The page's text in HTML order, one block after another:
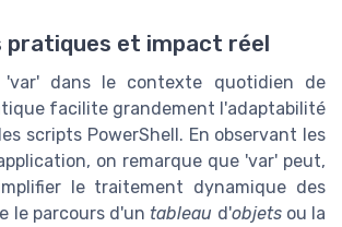
pratiques et impact réel
'var' dans le contexte quotidien de
facilite grandement l'adaptabilité
scripts PowerShell. En observant les
on remarque que 'var' peut,
le traitement dynamique des
le parcours d'un tableau d'objetsou la